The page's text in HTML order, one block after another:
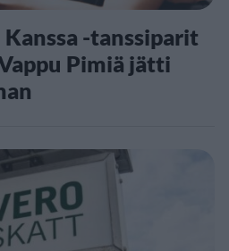
Kanssa -tanssiparit
Pimiä jätti